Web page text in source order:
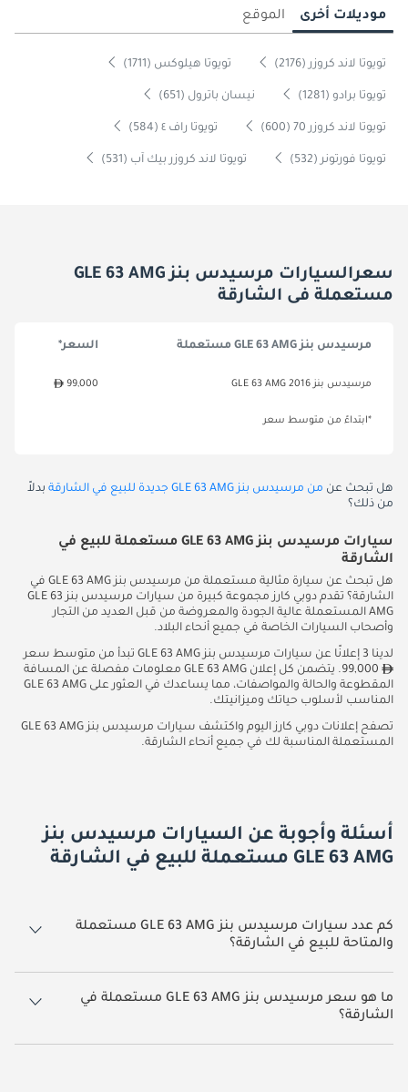
موديلات أخرى الموقع
تويوتا لاند كروزر (2176) تويوتا هيلوكس (1711)
تويوتا برادو (1281) نيسان باترول (651)
تويوتا لاند كروزر 70 (600) تويوتا راف ٤ (584)
تويوتا فورتونر (532) تويوتا لاند كروزر بيك آب (531)
سعرالسيارات مرسيدس بنز GLE 63 AMG
مستعملة فى الشارقة
مرسيدس بنز GLE 63 AMG مستعملة السعر*
مرسيدس بنز GLE 63 AMG 2016 99,000
*ابتداءً من متوسط سعر
هل تبحث عن من مرسيدس بنز GLE 63 AMG جديدة للبيع في الشارقة
بدلاً
من ذلك؟
سيارات مرسيدس بنز GLE 63 AMG مستعملة للبيع في
الشارقة
هل تبحث عن سيارة مثالية مستعملة من مرسيدس بنز GLE 63 AMG في
الشارقة؟ تقدم دوبي كارز مجموعة كبيرة من سيارات مرسيدس بنز GLE 63
AMG المستعملة عالية الجودة والمعروضة من قبل العديد من التجار
وأصحاب السيارات الخاصة في جميع أنحاء البلاد.
لدينا 3 إعلانًا عن سيارات مرسيدس بنز GLE 63 AMG تبدأ من متوسط سعر
99,000. يتضمن كل إعلان GLE 63 AMG معلومات مفصلة عن المسافة
المقطوعة والحالة والمواصفات، مما يساعدك في العثور على GLE 63 AMG
المناسب لأسلوب حياتك وميزانيتك.
تصفح إعلانات دوبي كارز اليوم واكتشف سيارات مرسيدس بنز GLE 63 AMG
المستعملة المناسبة لك في جميع أنحاء الشارقة.
أسئلة وأجوبة عن السيارات مرسيدس بنز
GLE 63 AMG مستعملة للبيع في الشارقة
كم عدد سيارات مرسيدس بنز GLE 63 AMG مستعملة
والمتاحة للبيع في الشارقة؟
3 سيارة مرسيدس بنز GLE 63 AMG مستعملة متوفرة للبيع في الشارقة.
ما هو سعر مرسيدس بنز GLE 63 AMG مستعملة في
الشارقة؟
يبدأ سعر سيارة مرسيدس بنز GLE 63 AMG مستعملة في الشارقة